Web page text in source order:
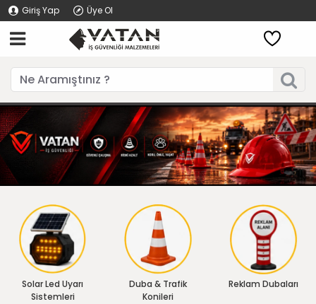
Giriş Yap Üye Ol
Solar Led Uyarı
Sistemleri
Duba & Trafik
Konileri
Reklam Dubaları